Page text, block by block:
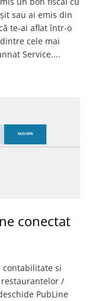
sau ai emis din
te-ai aflat într-o
cele mai
Service....
conectat
contabilitate si
restaurantelor /
PubLine